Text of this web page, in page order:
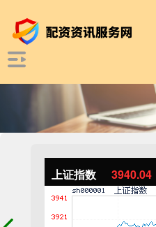
上证指数 3940.04